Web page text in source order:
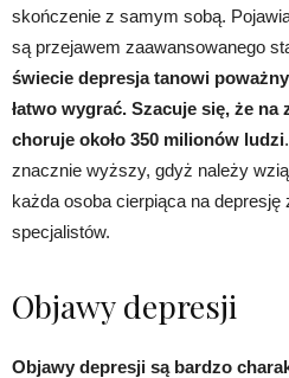
skończenie z samym sobą.
są przejawem zaawansowanego
świecie depresja tanowi
łatwo wygrać. Szacuje się, że
choruje około 350 milionów ludzi
znacznie wyższy, gdyż należy
każda osoba cierpiąca na depresję
specjalistów.
Objawy depresji
Objawy depresji są bardzo